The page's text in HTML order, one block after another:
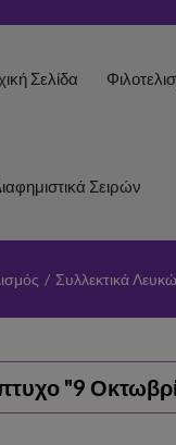
Σελίδα
Σειρών
/ Συλλεκτικά
"9